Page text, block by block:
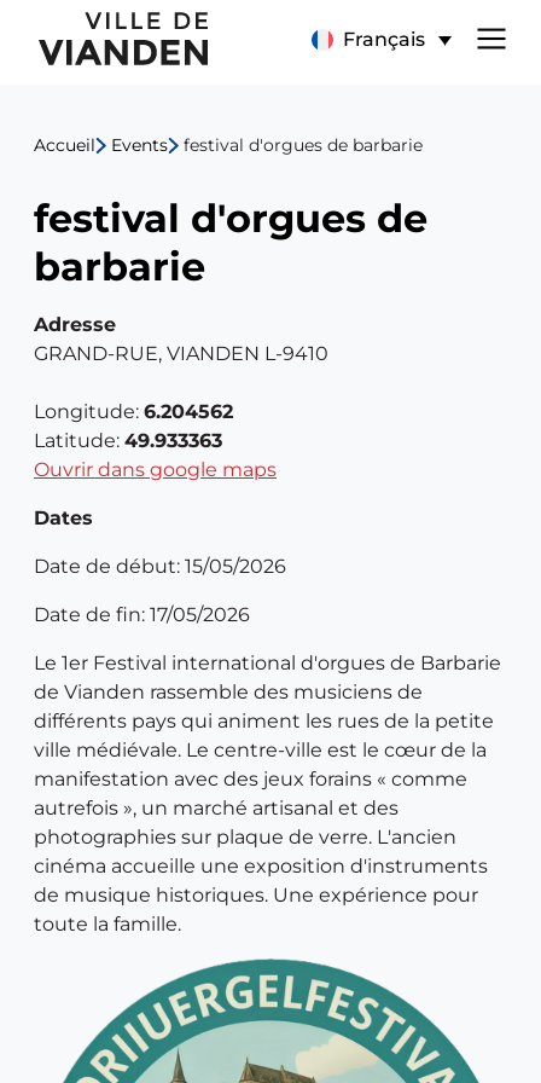
festival
d'orgues
de
barbarie
Français
Menu
navigation
principal
Accueil Events festival d'orgues de barbarie
festival d'orgues de
barbarie
Adresse
GRAND-RUE, VIANDEN L-9410
Longitude: 6.204562
Latitude: 49.933363
Ouvrir dans google maps
Dates
Date de début: 15/05/2026
Date de fin: 17/05/2026
Le 1er Festival international d'orgues de Barbarie
de Vianden rassemble des musiciens de
différents pays qui animent les rues de la petite
ville médiévale. Le centre-ville est le cœur de la
manifestation avec des jeux forains « comme
autrefois », un marché artisanal et des
photographies sur plaque de verre. L'ancien
cinéma accueille une exposition d'instruments
de musique historiques. Une expérience pour
toute la famille.